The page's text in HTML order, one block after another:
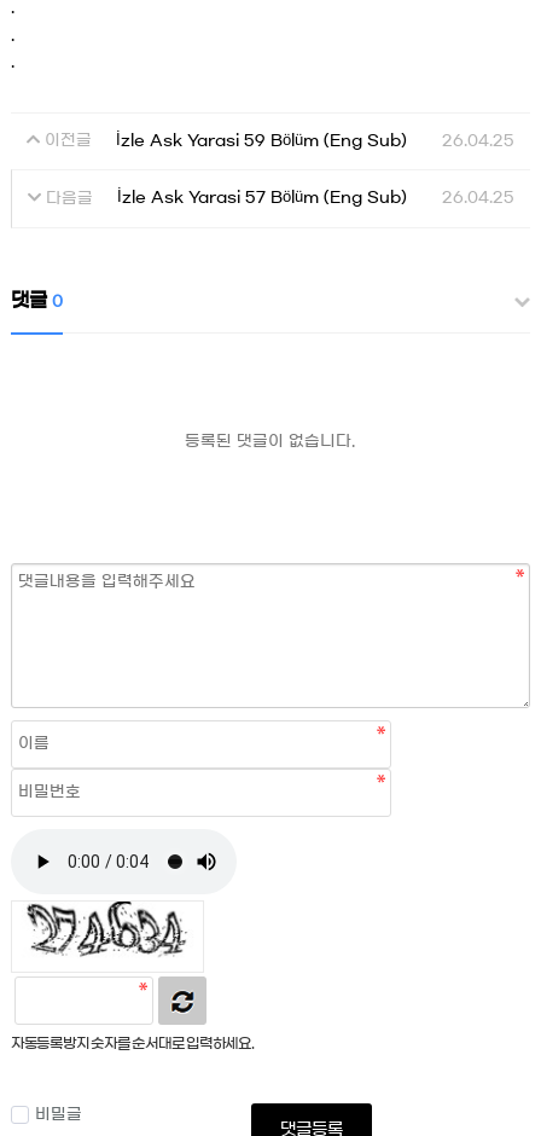
.
.
.
이전글 İzle Ask Yarasi 59 Bölüm (Eng Sub) 26.04.25
다음글 İzle Ask Yarasi 57 Bölüm (Eng Sub) 26.04.25
댓글0
등록된 댓글이 없습니다.
자동등록방지 숫자를 순서대로 입력하세요.
비밀글
댓글등록